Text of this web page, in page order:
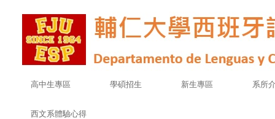
高中生專區 學碩招生 新生專區 系所
西文系體驗心得